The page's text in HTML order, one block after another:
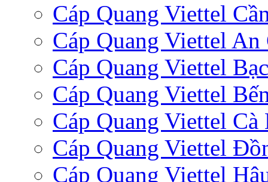
Cáp Quang Viettel
Cáp Quang Viettel An
Cáp Quang Viettel
Cáp Quang Viettel
Cáp Quang Viettel Cà
Cáp Quang Viettel
Cáp Quang Viettel